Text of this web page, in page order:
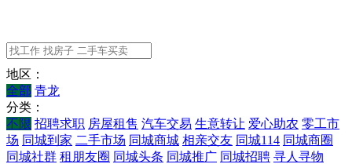
地区：
全部 青龙
分类：
不限 招聘求职 房屋租售 汽车交易 生意转让 爱心助农 零工市
场 同城到家 二手市场 同城商城 相亲交友 同城114 同城商圈
同城社群 租朋友圈 同城头条 同城推广 同城招聘 寻人寻物